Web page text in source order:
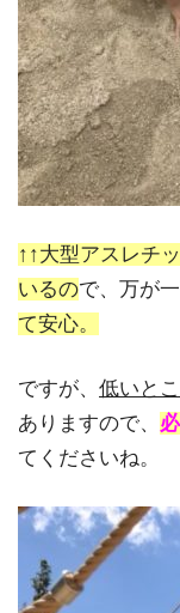
↑↑大型アスレチ
いるので、万が
て安心。
ですが、 低いと
ありますので、
てくださいね。